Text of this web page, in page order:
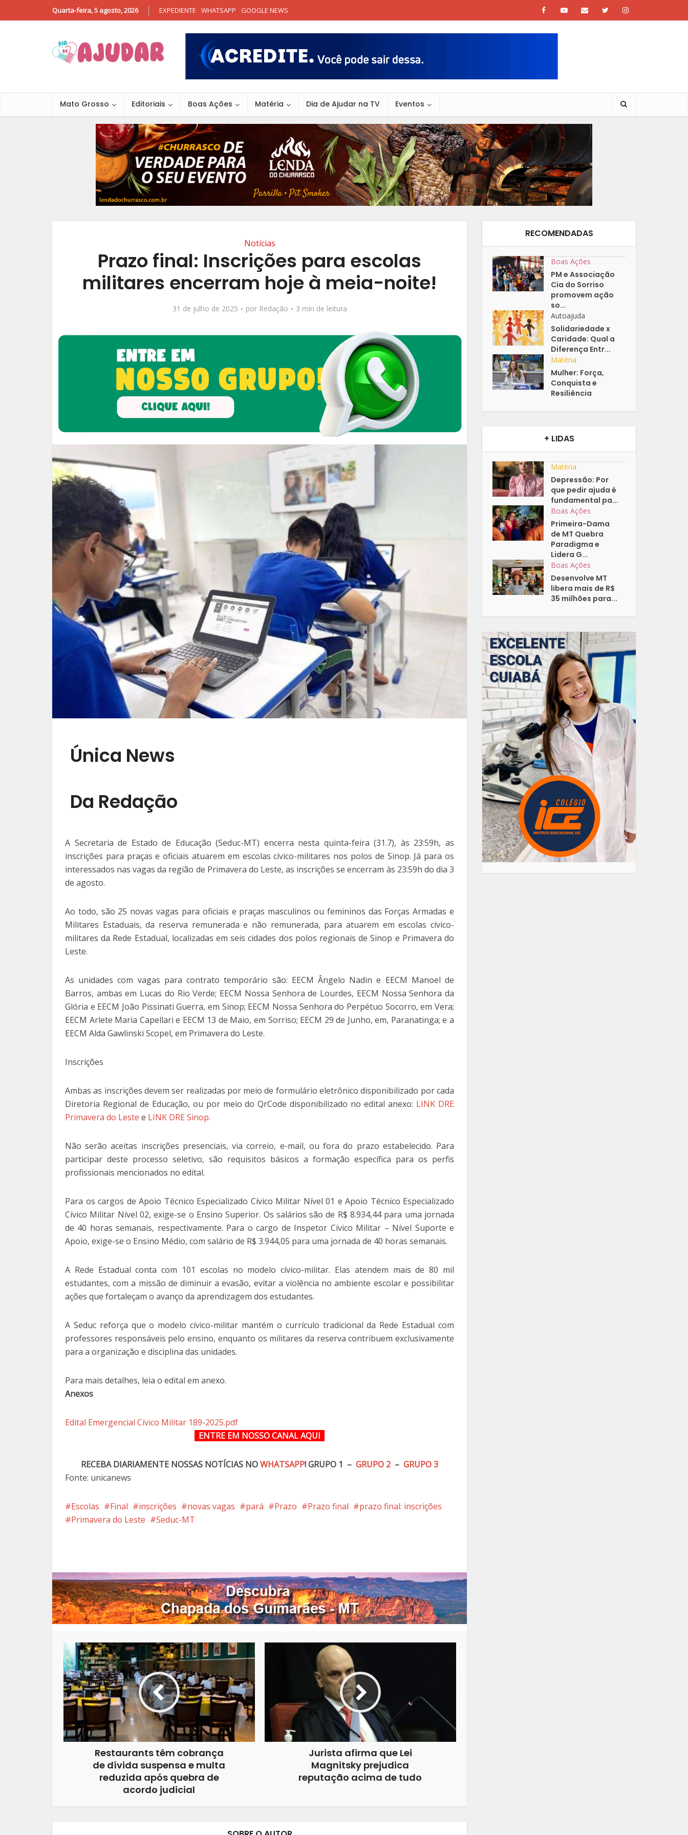
Quarta-feira, 5 agosto, 2026 EXPEDIENTE WHATSAPP GOOGLE NEWS
Mato Grosso Editoriais Boas Ações Matéria Dia de Ajudar na TV Eventos
Notícias
Prazo final: Inscrições para escolas
militares encerram hoje à meia-noite!
31 de julho de 2025 por Redação 3 min de leitura
Única News
Da Redação
A Secretaria de Estado de Educação (Seduc-MT) encerra nesta quinta-feira (31.7), às 23:59h, as
inscrições para praças e oficiais atuarem em escolas cívico-militares nos polos de Sinop. Já para os
interessados nas vagas da região de Primavera do Leste, as inscrições se encerram às 23:59h do dia 3
de agosto.
Ao todo, são 25 novas vagas para oficiais e praças masculinos ou femininos das Forças Armadas e
Militares Estaduais, da reserva remunerada e não remunerada, para atuarem em escolas cívico-
militares da Rede Estadual, localizadas em seis cidades dos polos regionais de Sinop e Primavera do
Leste.
As unidades com vagas para contrato temporário são: EECM Ângelo Nadin e EECM Manoel de
Barros, ambas em Lucas do Rio Verde; EECM Nossa Senhora de Lourdes, EECM Nossa Senhora da
Glória e EECM João Pissinati Guerra, em Sinop; EECM Nossa Senhora do Perpétuo Socorro, em Vera;
EECM Arlete Maria Capellari e EECM 13 de Maio, em Sorriso; EECM 29 de Junho, em, Paranatinga; e a
EECM Alda Gawlinski Scopel, em Primavera do Leste.
Inscrições
Ambas as inscrições devem ser realizadas por meio de formulário eletrônico disponibilizado por cada
Diretoria Regional de Educação, ou por meio do QrCode disponibilizado no edital anexo: LINK DRE
Primavera do Leste e LINK DRE Sinop.
Não serão aceitas inscrições presenciais, via correio, e-mail, ou fora do prazo estabelecido. Para
participar deste processo seletivo, são requisitos básicos a formação específica para os perfis
profissionais mencionados no edital.
Para os cargos de Apoio Técnico Especializado Cívico Militar Nível 01 e Apoio Técnico Especializado
Cívico Militar Nível 02, exige-se o Ensino Superior. Os salários são de R$ 8.934,44 para uma jornada
de 40 horas semanais, respectivamente. Para o cargo de Inspetor Cívico Militar – Nível Suporte e
Apoio, exige-se o Ensino Médio, com salário de R$ 3.944,05 para uma jornada de 40 horas semanais.
A Rede Estadual conta com 101 escolas no modelo cívico-militar. Elas atendem mais de 80 mil
estudantes, com a missão de diminuir a evasão, evitar a violência no ambiente escolar e possibilitar
ações que fortaleçam o avanço da aprendizagem dos estudantes.
A Seduc reforça que o modelo cívico-militar mantém o currículo tradicional da Rede Estadual com
professores responsáveis pelo ensino, enquanto os militares da reserva contribuem exclusivamente
para a organização e disciplina das unidades.
Para mais detalhes, leia o edital em anexo.
Anexos
Edital Emergencial Cívico Militar 189-2025.pdf
ENTRE EM NOSSO CANALAQUI
RECEBA DIARIAMENTE NOSSAS NOTÍCIAS NOWHATSAPP!GRUPO 1 – GRUPO 2 – GRUPO 3
Fonte: unicanews
Escolas Final inscrições novas vagas pará Prazo Prazo final
prazo final: inscrições
Primavera do Leste
Seduc-MT
Restaurants têm cobrança
de dívida suspensa e multa
reduzida após quebra de
acordo judicial
Jurista afirma que Lei
Magnitsky prejudica
reputação acima de tudo
RECOMENDADAS
Boas Ações
PM e Associação
Cia do Sorriso
promovem ação
so...
Autoajuda
Solidariedade x
Caridade: Qual a
Diferença Entr...
Matéria
Mulher: Força,
Conquista e
Resiliência
+ LIDAS
Matéria
Depressão: Por
que pedir ajuda é
fundamental pa...
Boas Ações
Primeira-Dama
de MT Quebra
Paradigma e
Lidera G...
Boas Ações
Desenvolve MT
libera mais de R$
35 milhões para...